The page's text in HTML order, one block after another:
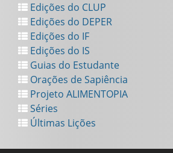
Edições do CLUP
Edições do DEPER
Edições do IF
Edições do IS
Guias do Estudante
Orações de Sapiência
Projeto ALIMENTOPIA
Séries
Últimas Lições